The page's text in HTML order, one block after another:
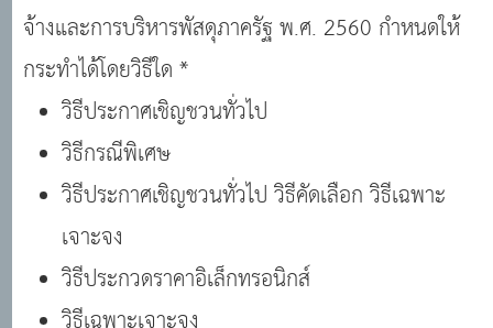
จ้างและการบริหารพัสดุภาครัฐ พ.ศ. 2560 กำหนดให้
กระทำได้โดยวิธีใด *
วิธีประกาศเชิญชวนทั่วไป
วิธีกรณีพิเศษ
วิธีประกาศเชิญชวนทั่วไป วิธีคัดเลือก วิธีเฉพาะ
เจาะจง
วิธีประกวดราคาอิเล็กทรอนิกส์